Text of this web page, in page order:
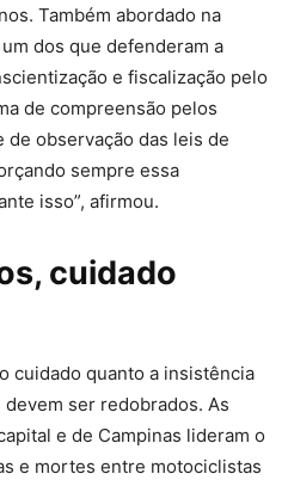
Também abordado na
dos que defenderam a
e fiscalização pelo
de compreensão pelos
observação das leis de
sempre essa
isso”, afirmou.
cuidado
cuidado quanto a insistência
ser redobrados. As
e de Campinas lideram o
e mortes entre motociclistas